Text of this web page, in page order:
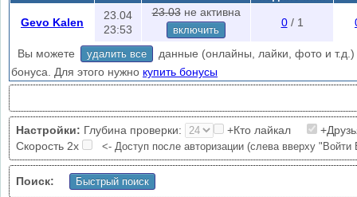
"Полная проверка" (доступ после авторизации) находит лайки
сохраненных фото, фото в альбомах на выставленную глубину
(доступ после авторизации) ищет лайки в друзьях друзей
за 2 минуты). Настройка "Скорость 2х" увеличивает скорость
ошибок (счетчик "errors"). Если резко начнет расти счетчик "errors"
Авторизируйтесьчтобы уменьшить кол-во ошибок проверки (слева
нужна авторизация?
Gevo Kalen
23.04
23:53
23.03не активна
включить
0/ 1
Вы можете удалить все
данные (онлайны, лайки, фото и т.д.)
бонуса. Для этого нужно купить бонусы
Настройки: Глубина проверки: +Кто лайкал
Скорость 2х
<- Доступ после авторизации (слева вверху "Войти
Поиск: